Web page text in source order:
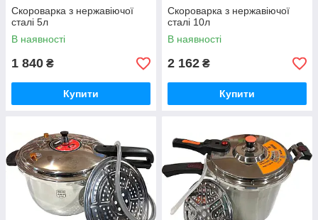
Скороварка з нержавіючої
сталі 5л
В наявності
1 840 ₴
Купити
Скороварка з нержавіючої
сталі 10л
В наявності
2 162 ₴
Купити